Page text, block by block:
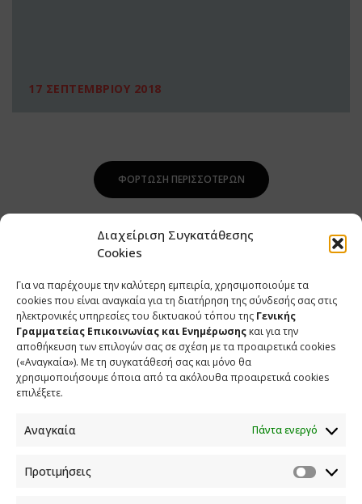
Διαχείριση Συγκατάθεσης
Cookies
Για να παρέχουμε την καλύτερη εμπειρία, χρησιμοποιούμε τα
cookies που είναι αναγκαία για τη διατήρηση της σύνδεσής σας στις
ηλεκτρονικές υπηρεσίες του δικτυακού τόπου της Γενικής
Γραμματείας Επικοινωνίας και Ενημέρωσης και για την
αποθήκευση των επιλογών σας σε σχέση με τα προαιρετικά cookies
(«Αναγκαία»). Με τη συγκατάθεσή σας και μόνο θα
χρησιμοποιήσουμε όποια από τα ακόλουθα προαιρετικά cookies
επιλέξετε.
Αναγκαία Πάντα ενεργό
Προτιμήσεις
17 ΣΕΠΤΕΜΒΡΙΟΥ 2018
ΦΌΡΤΩΣΗ ΠΕΡΙΣΣΌΤΕΡΩΝ
ΕΠΙΚΟΙΝΩΝΙΑ
Φραγκούδη 11 & Αλεξάνδρου Πάντου
info.media@media.gov.gr